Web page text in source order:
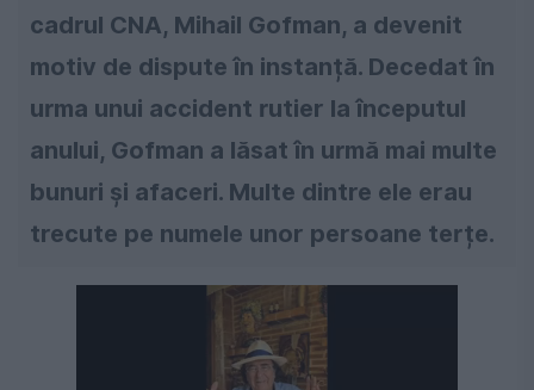
cadrul CNA, Mihail Gofman, a devenit
motiv de dispute în instanță. Decedat în
urma unui accident rutier la începutul
anului, Gofman a lăsat în urmă mai multe
bunuri și afaceri. Multe dintre ele erau
trecute pe numele unor persoane terțe.